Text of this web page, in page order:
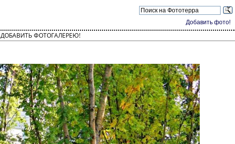
Добавить фото!
ДОБАВИТЬ ФОТОГАЛЕРЕЮ!